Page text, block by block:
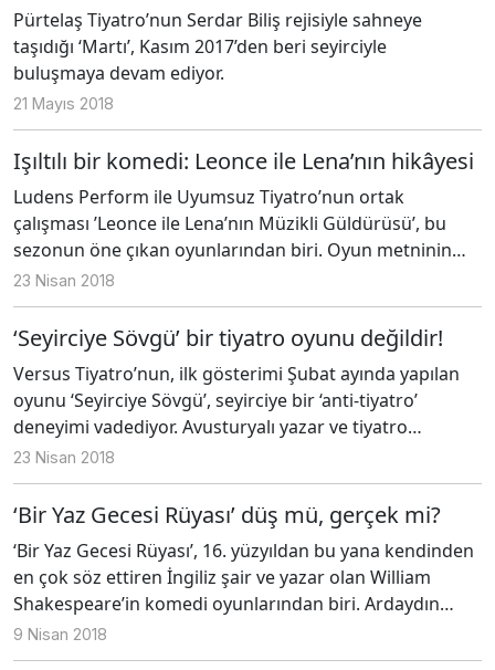
Pürtelaş Tiyatro’nun Serdar Biliş rejisiyle sahneye
taşıdığı ‘Martı’, Kasım 2017’den beri seyirciyle
buluşmaya devam ediyor.
21 Mayıs 2018
Işıltılı bir komedi: Leonce ile Lena’nın hikâyesi
Ludens Perform ile Uyumsuz Tiyatro’nun ortak
çalışması ’Leonce ile Lena’nın Müzikli Güldürüsü’, bu
sezonun öne çıkan oyunlarından biri. Oyun metninin
orijinal hali olan ‘Leonce ile Lena’, 19. yüzyıl Alman
yazarlarından Georg Büchner’e ait. Fransız Devrimi
dönemindeki düşünürlerden etkilenmiş, yazdığı
oyunlarda toplumsal adaletsizliği eleştirmiş, politik
faaliyetlerde bulunmuş ve otoriteyle başı belaya girmiş
bir yazar. Henüz 23 yaşındayken hayatını kaybeden
Büchner, buna rağmen bir sonraki kuşağı etkileyerek
20. yüzyıl Alman tiyatrosunda etkili olmayı başarmış.
23 Nisan 2018
‘Seyirciye Sövgü’ bir tiyatro oyunu değildir!
Versus Tiyatro’nun, ilk gösterimi Şubat ayında yapılan
oyunu ‘Seyirciye Sövgü’, seyirciye bir ‘anti-tiyatro’
deneyimi vadediyor. Avusturyalı yazar ve tiyatro
sanatçısı Peter Handke’ye ait olan oyunu uyarlayan ve
sahneleyen, Kayhan Berkin.
23 Nisan 2018
‘Bir Yaz Gecesi Rüyası’ düş mü, gerçek mi?
‘Bir Yaz Gecesi Rüyası’, 16. yüzyıldan bu yana kendinden
en çok söz ettiren İngiliz şair ve yazar olan William
Shakespeare’in komedi oyunlarından biri. Ardaydın
Biraderler yapımıyla sahnelenen oyun, Uniq Hall
İstanbul’da izleyicisiyle buluşuyor.
9 Nisan 2018